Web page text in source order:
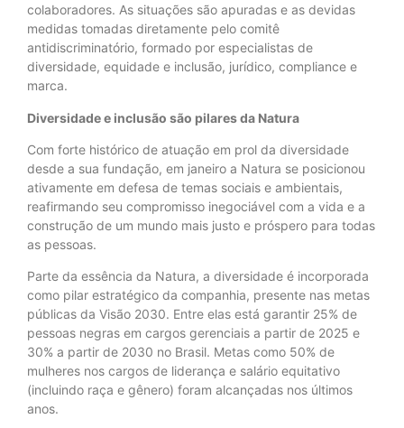
colaboradores. As situações são apuradas e as devidas
medidas tomadas diretamente pelo comitê
antidiscriminatório, formado por especialistas de
diversidade, equidade e inclusão, jurídico, compliance e
marca.
Diversidade e inclusão são pilares da Natura
Com forte histórico de atuação em prol da diversidade
desde a sua fundação, em janeiro a Natura se posicionou
ativamente em defesa de temas sociais e ambientais,
reafirmando seu compromisso inegociável com a vida e a
construção de um mundo mais justo e próspero para todas
as pessoas.
Parte da essência da Natura, a diversidade é incorporada
como pilar estratégico da companhia, presente nas metas
públicas da Visão 2030. Entre elas está garantir 25% de
pessoas negras em cargos gerenciais a partir de 2025 e
30% a partir de 2030 no Brasil. Metas como 50% de
mulheres nos cargos de liderança e salário equitativo
(incluindo raça e gênero) foram alcançadas nos últimos
anos.